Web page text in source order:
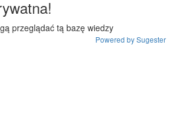
przeglądać tą bazę wiedzy
Powered by Sugester